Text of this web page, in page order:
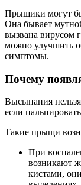
Прыщики могут
Она бывает
вызвана вирусом
можно улучшить
симптомы.
Почему
Высыпания
если
Такие прыщи
При
возникают
кистами,